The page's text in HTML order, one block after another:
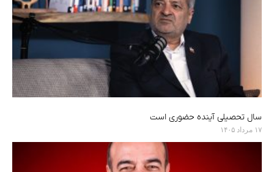
سال تحصیلی آینده حضوری است
۱۷ مرداد ۱۴۰۵